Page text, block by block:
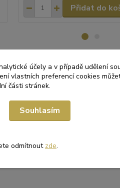
Přidat do
papírové + termo
účely a v případě udělení
vlastních preferencí cookies
části stránek.
Souhlasím
odmítnout zde.